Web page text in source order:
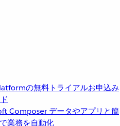
の無料トライアルお申込み
Composer データやアプリと簡
業務を自動化